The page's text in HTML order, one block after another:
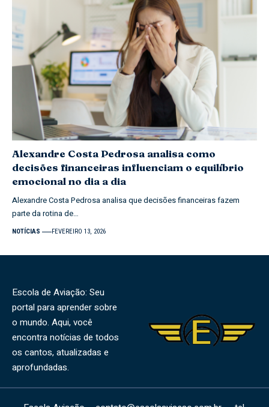
Alexandre Costa Pedrosa analisa como
decisões financeiras influenciam o equilíbrio
emocional no dia a dia
Alexandre Costa Pedrosa analisa que decisões financeiras fazem
parte da rotina de…
NOTÍCIAS FEVEREIRO 13, 2026
Escola de Aviação: Seu
portal para aprender sobre
o mundo. Aqui, você
encontra notícias de todos
os cantos, atualizadas e
aprofundadas.